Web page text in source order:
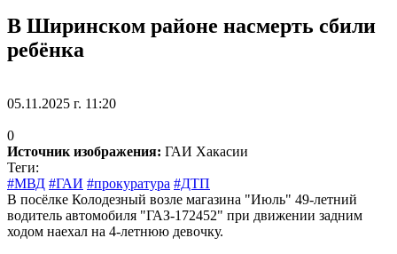
В Ширинском районе насмерть сбили
ребёнка
05.11.2025 г. 11:20
0
Источник изображения: ГАИ Хакасии
Теги:
#МВД #ГАИ #прокуратура #ДТП
В посёлке Колодезный возле магазина "Июль" 49-летний
водитель автомобиля "ГАЗ-172452" при движении задним
ходом наехал на 4-летнюю девочку.